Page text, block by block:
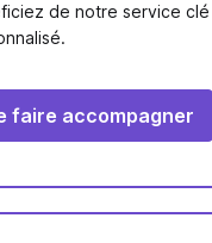
de notre service clé
faire accompagner